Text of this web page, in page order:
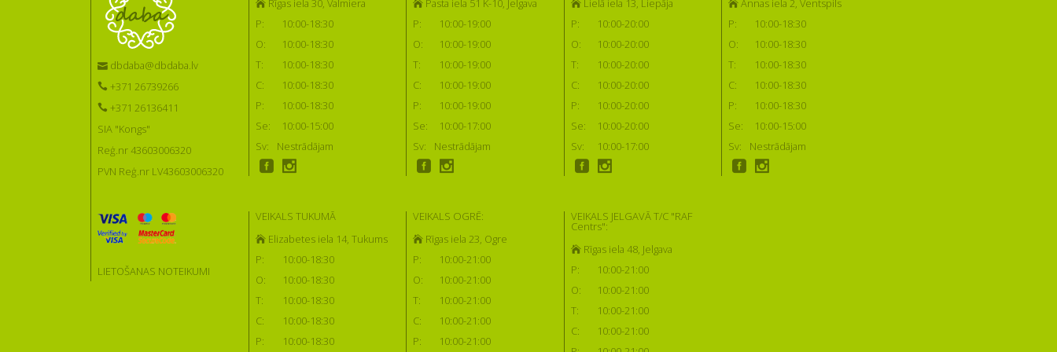
dbdaba@dbdaba.lv
+371 26739266
+371 26136411
SIA "Kongs"
Reģ.nr 43603006320
PVN Reģ.nr LV43603006320
LIETOŠANAS NOTEIKUMI
Rīgas iela 30, Valmiera
P:
10:00-18:30
O:
10:00-18:30
T:
10:00-18:30
C:
10:00-18:30
P:
10:00-18:30
Se:
10:00-15:00
Sv:
Nestrādājam
Pasta iela 51 K-10, Jelgava
P:
10:00-19:00
O:
10:00-19:00
T:
10:00-19:00
C:
10:00-19:00
P:
10:00-19:00
Se:
10:00-17:00
Sv:
Nestrādājam
Lielā iela 13, Liepāja
P:
10:00-20:00
O:
10:00-20:00
T:
10:00-20:00
C:
10:00-20:00
P:
10:00-20:00
Se:
10:00-20:00
Sv:
10:00-17:00
Annas iela 2, Ventspils
P:
10:00-18:30
O:
10:00-18:30
T:
10:00-18:30
C:
10:00-18:30
P:
10:00-18:30
Se:
10:00-15:00
Sv:
Nestrādājam
VEIKALS TUKUMĀ
Elizabetes iela 14, Tukums
P:
10:00-18:30
O:
10:00-18:30
T:
10:00-18:30
C:
10:00-18:30
P:
10:00-18:30
VEIKALS OGRĒ:
Rīgas iela 23, Ogre
P:
10:00-21:00
O:
10:00-21:00
T:
10:00-21:00
C:
10:00-21:00
P:
10:00-21:00
VEIKALS JELGAVĀ T/C "RAF
Centrs":
Rīgas iela 48, Jelgava
P:
10:00-21:00
O:
10:00-21:00
T:
10:00-21:00
C:
10:00-21:00